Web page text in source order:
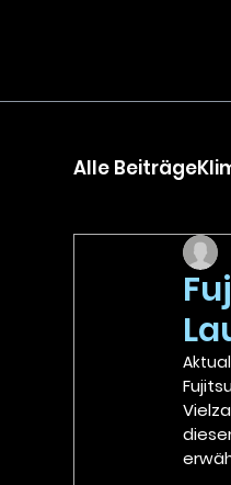
Alle Beiträge